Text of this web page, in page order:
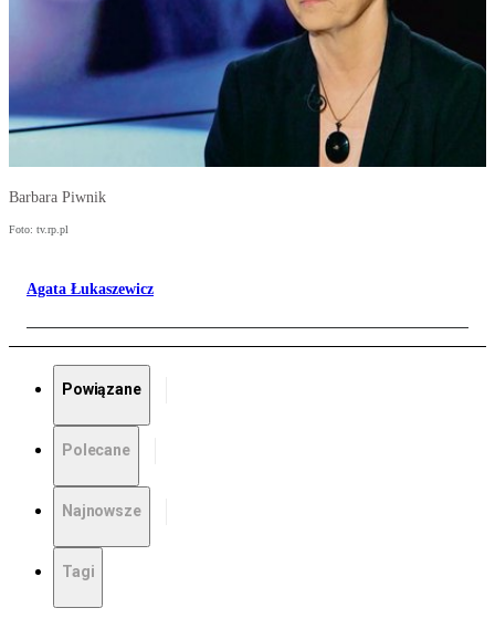
Barbara Piwnik
Foto: tv.rp.pl
Agata Łukaszewicz
Powiązane
Polecane
Najnowsze
Tagi